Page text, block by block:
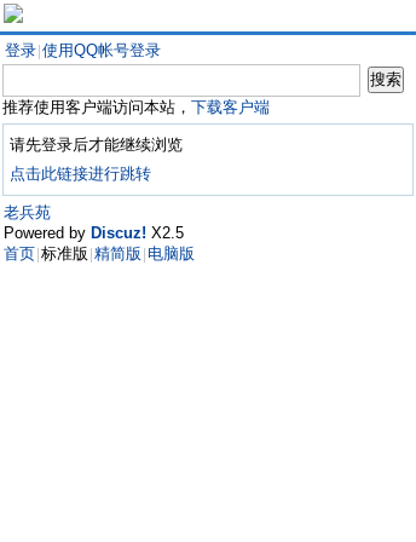
登录 使用QQ帐号登录
推荐使用客户端访问本站， 下载客户端
请先登录后才能继续浏览
点击此链接进行跳转
老兵苑
Powered by Discuz! X2.5
首页 标准版 精简版 电脑版